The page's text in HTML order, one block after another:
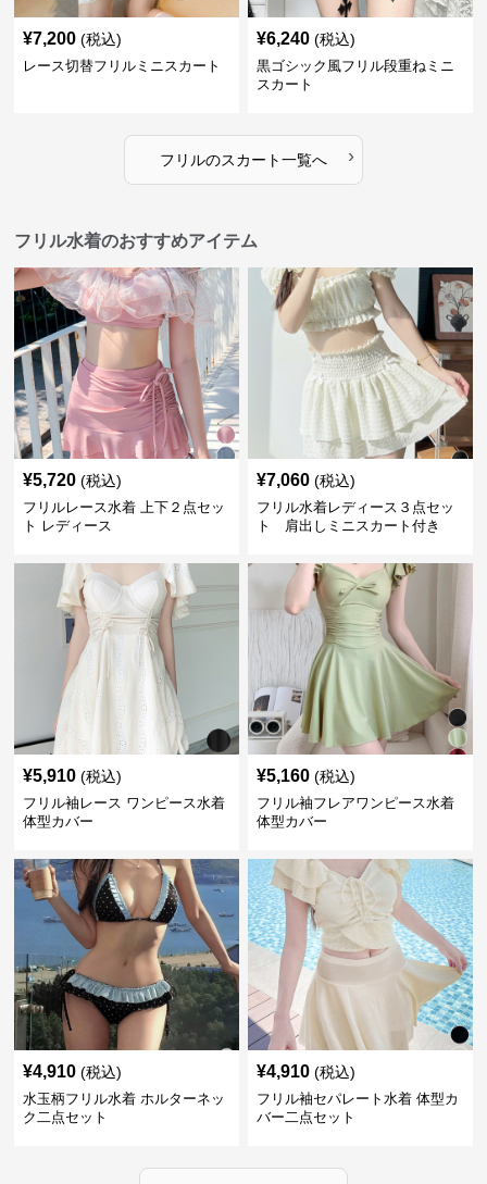
¥7,200 (税込)
レース切替フリルミニスカート
¥6,240 (税込)
黒ゴシック風フリル段重ねミニ
スカート
フリルのスカート一覧へ ›
フリル水着のおすすめアイテム
¥5,720 (税込)
フリルレース水着 上下２点セッ
ト レディース
¥7,060 (税込)
フリル水着レディース３点セッ
ト 肩出しミニスカート付き
¥5,910 (税込)
フリル袖レース ワンピース水着
体型カバー
¥5,160 (税込)
フリル袖フレアワンピース水着
体型カバー
¥4,910 (税込)
水玉柄フリル水着 ホルターネッ
ク二点セット
¥4,910 (税込)
フリル袖セパレート水着 体型カ
バー二点セット